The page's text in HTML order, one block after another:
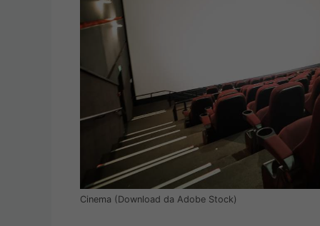
Cinema (Download da Adobe Stock)